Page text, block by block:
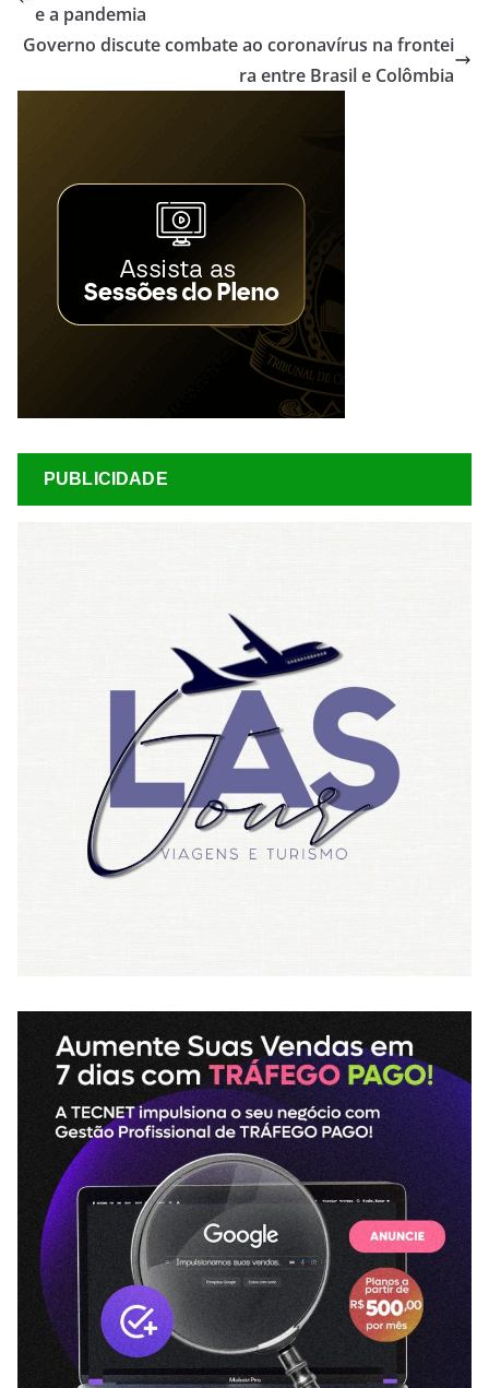
e a pandemia
Governo discute combate ao coronavírus na frontei
ra entre Brasil e Colômbia
PUBLICIDADE